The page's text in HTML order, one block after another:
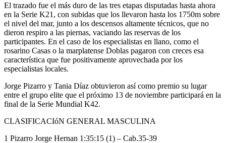
El trazado fue el más duro de las tres etapas disputadas hasta ahora
en la Serie K21, con subidas que los llevaron hasta los 1750m sobre
el nivel del mar, junto a los descensos altamente técnicos, que no
dieron respiro a las piernas, vaciando las reservas de los
participantes. En el caso de los especialistas en llano, como el
rosarino Casas o la marplatense Doblas pagaron con creces esa
característica que fue positivamente aprovechada por los
especialistas locales.
Jorge Pizarro y Tania Díaz obtuvieron así como premio su lugar
entre el grupo elite que el próximo 13 de noviembre participará en la
final de la Serie Mundial K42.
CLASIFICACIóN GENERAL MASCULINA
1 Pizarro Jorge Hernan 1:35:15 (1) – Cab.35-39